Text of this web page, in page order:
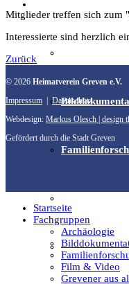
Grevener aus
Mitglieder treffen sich zum
Interessierte sind herzlich
Zurück
© 2026 Heimatverein Greven e.V.
Impressum |Datenschutz
Webdesign: Markus Olesch | design
Gefördert durch die Stadt Greven
Startseite
Fachgruppen
Archäologie
Film & Video
Grevener aus